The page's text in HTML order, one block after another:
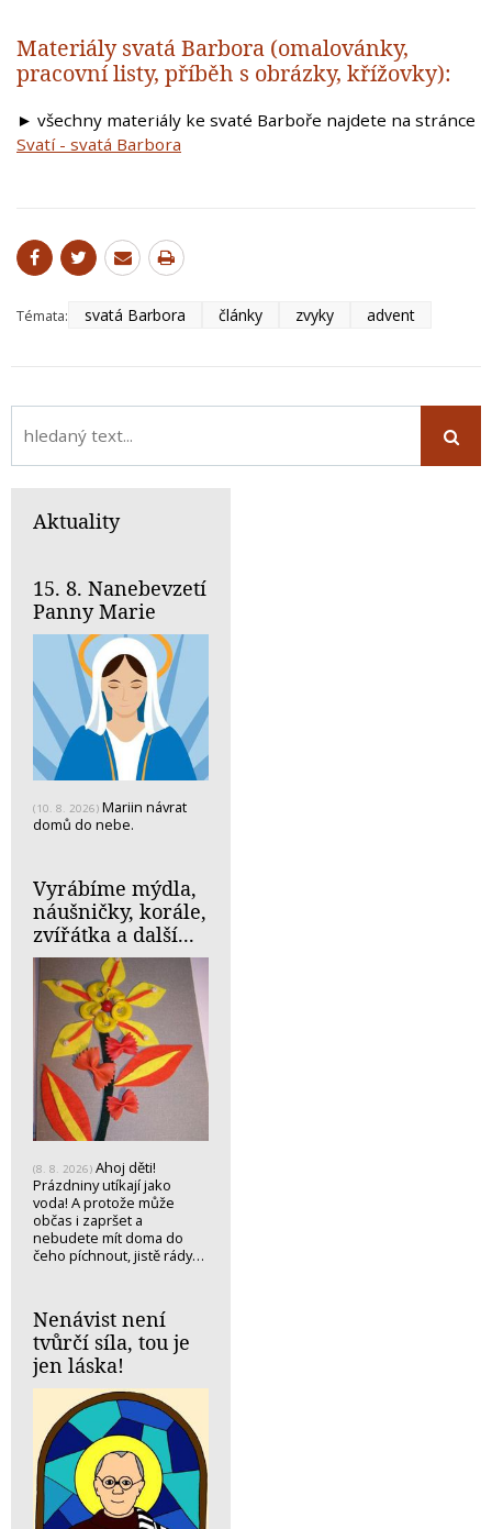
Materiály svatá Barbora (omalovánky,
pracovní listy, příběh s obrázky, křížovky):
► všechny materiály ke svaté Barboře najdete na stránce
Svatí - svatá Barbora
Témata: svatá Barbora články zvyky advent
Aktuality
15. 8. Nanebevzetí
Panny Marie
(10. 8. 2026) Mariin návrat
domů do nebe.
Vyrábíme mýdla,
náušničky, korále,
zvířátka a další...
(8. 8. 2026) Ahoj děti!
Prázdniny utíkají jako
voda! A protože může
občas i zapršet a
nebudete mít doma do
čeho píchnout, jistě rády…
Nenávist není
tvůrčí síla, tou je
jen láska!